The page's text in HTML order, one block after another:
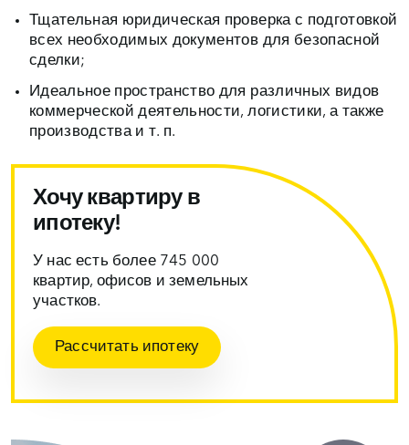
Тщательная юридическая проверка с подготовкой
всех необходимых документов для безопасной
сделки;
Идеальное пространство для различных видов
коммерческой деятельности, логистики, а также
производства и т. п.
Хочу квартиру в
ипотеку!
У нас есть более 745 000
квартир, офисов и земельных
участков.
Рассчитать ипотеку